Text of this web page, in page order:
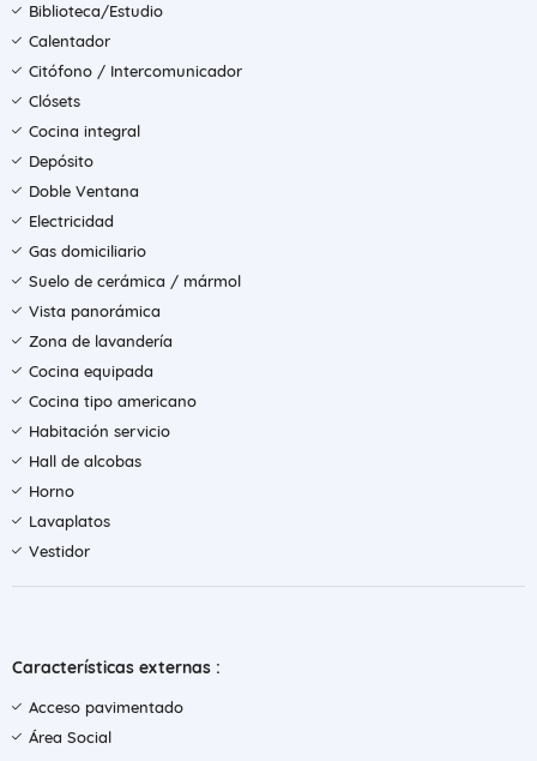
Biblioteca/Estudio
Calentador
Citófono / Intercomunicador
Clósets
Cocina integral
Depósito
Doble Ventana
Electricidad
Gas domiciliario
Suelo de cerámica / mármol
Vista panorámica
Zona de lavandería
Cocina equipada
Cocina tipo americano
Habitación servicio
Hall de alcobas
Horno
Lavaplatos
Vestidor
Características externas :
Acceso pavimentado
Área Social